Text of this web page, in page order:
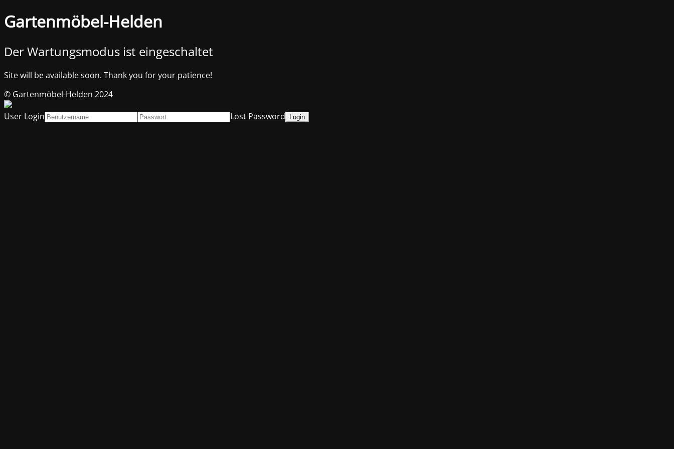
Gartenmöbel-Helden
Der Wartungsmodus ist eingeschaltet
Site will be available soon. Thank you for your patience!
© Gartenmöbel-Helden 2024
User Login
Lost Password